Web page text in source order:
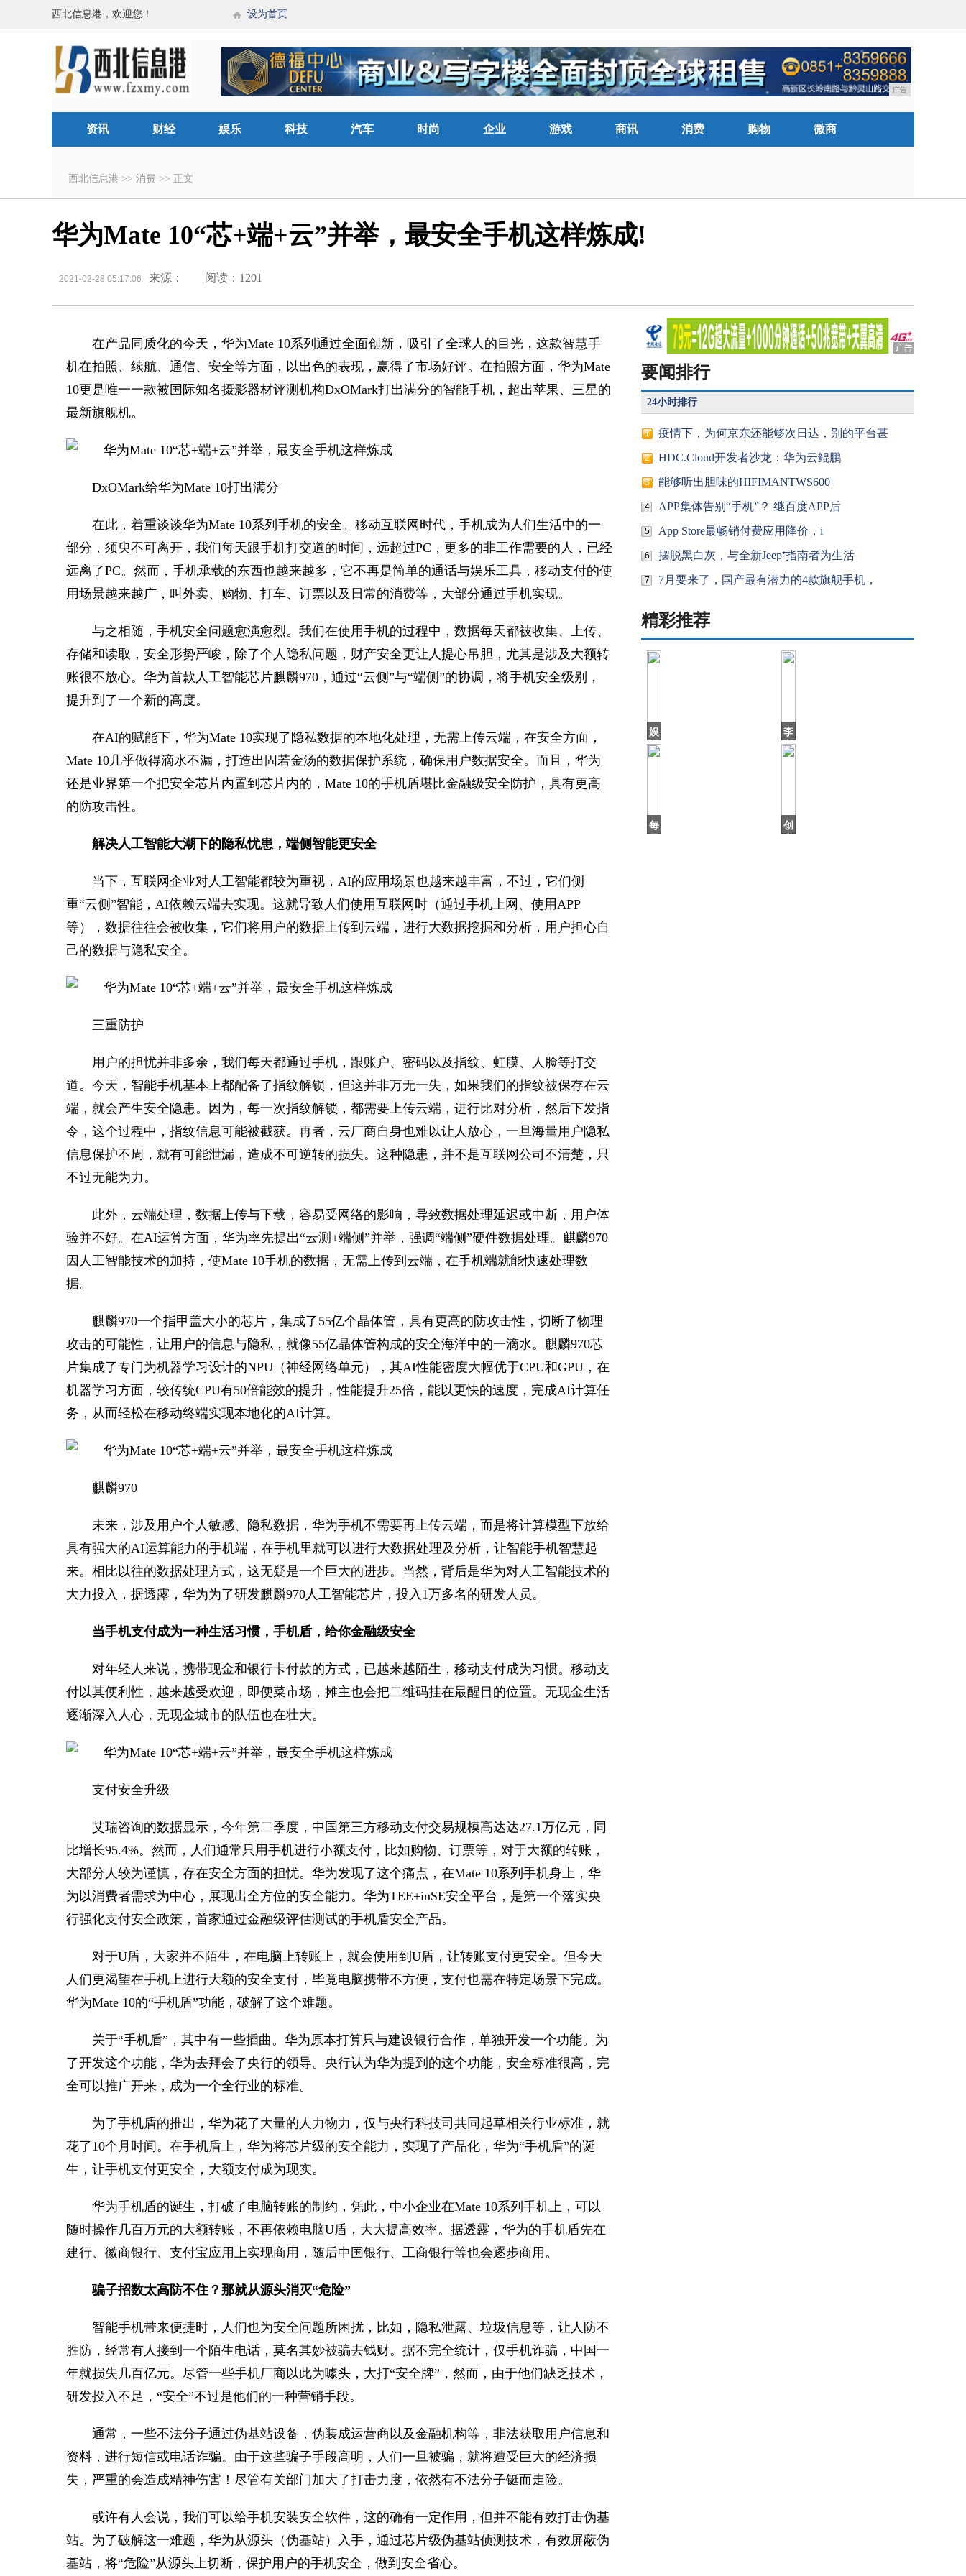
西北信息港，欢迎您！ 设为首页
广告
资讯 财经 娱乐 科技 汽车 时尚 企业 游戏 商讯 消费 购物 微商
西北信息港 >> 消费 >> 正文
华为Mate 10“芯+端+云”并举，最安全手机这样炼成!
2021-02-28 05:17:06 来源： 阅读：1201
在产品同质化的今天，华为Mate 10系列通过全面创新，吸引了全球人的目光，这款智慧手
机在拍照、续航、通信、安全等方面，以出色的表现，赢得了市场好评。在拍照方面，华为Mate
10更是唯一一款被国际知名摄影器材评测机构DxOMark打出满分的智能手机，超出苹果、三星的
最新旗舰机。
DxOMark给华为Mate 10打出满分
在此，着重谈谈华为Mate 10系列手机的安全。移动互联网时代，手机成为人们生活中的一
部分，须臾不可离开，我们每天跟手机打交道的时间，远超过PC，更多的非工作需要的人，已经
远离了PC。然而，手机承载的东西也越来越多，它不再是简单的通话与娱乐工具，移动支付的使
用场景越来越广，叫外卖、购物、打车、订票以及日常的消费等，大部分通过手机实现。
与之相随，手机安全问题愈演愈烈。我们在使用手机的过程中，数据每天都被收集、上传、
存储和读取，安全形势严峻，除了个人隐私问题，财产安全更让人提心吊胆，尤其是涉及大额转
账很不放心。华为首款人工智能芯片麒麟970，通过“云侧”与“端侧”的协调，将手机安全级别，
提升到了一个新的高度。
在AI的赋能下，华为Mate 10实现了隐私数据的本地化处理，无需上传云端，在安全方面，
Mate 10几乎做得滴水不漏，打造出固若金汤的数据保护系统，确保用户数据安全。而且，华为
还是业界第一个把安全芯片内置到芯片内的，Mate 10的手机盾堪比金融级安全防护，具有更高
的防攻击性。
解决人工智能大潮下的隐私忧患，端侧智能更安全
当下，互联网企业对人工智能都较为重视，AI的应用场景也越来越丰富，不过，它们侧
重“云侧”智能，AI依赖云端去实现。这就导致人们使用互联网时（通过手机上网、使用APP
等），数据往往会被收集，它们将用户的数据上传到云端，进行大数据挖掘和分析，用户担心自
己的数据与隐私安全。
三重防护
用户的担忧并非多余，我们每天都通过手机，跟账户、密码以及指纹、虹膜、人脸等打交
道。今天，智能手机基本上都配备了指纹解锁，但这并非万无一失，如果我们的指纹被保存在云
端，就会产生安全隐患。因为，每一次指纹解锁，都需要上传云端，进行比对分析，然后下发指
令，这个过程中，指纹信息可能被截获。再者，云厂商自身也难以让人放心，一旦海量用户隐私
信息保护不周，就有可能泄漏，造成不可逆转的损失。这种隐患，并不是互联网公司不清楚，只
不过无能为力。
此外，云端处理，数据上传与下载，容易受网络的影响，导致数据处理延迟或中断，用户体
验并不好。在AI运算方面，华为率先提出“云测+端侧”并举，强调“端侧”硬件数据处理。麒麟970
因人工智能技术的加持，使Mate 10手机的数据，无需上传到云端，在手机端就能快速处理数
据。
麒麟970一个指甲盖大小的芯片，集成了55亿个晶体管，具有更高的防攻击性，切断了物理
攻击的可能性，让用户的信息与隐私，就像55亿晶体管构成的安全海洋中的一滴水。麒麟970芯
片集成了专门为机器学习设计的NPU（神经网络单元），其AI性能密度大幅优于CPU和GPU，在
机器学习方面，较传统CPU有50倍能效的提升，性能提升25倍，能以更快的速度，完成AI计算任
务，从而轻松在移动终端实现本地化的AI计算。
麒麟970
未来，涉及用户个人敏感、隐私数据，华为手机不需要再上传云端，而是将计算模型下放给
具有强大的AI运算能力的手机端，在手机里就可以进行大数据处理及分析，让智能手机智慧起
来。相比以往的数据处理方式，这无疑是一个巨大的进步。当然，背后是华为对人工智能技术的
大力投入，据透露，华为为了研发麒麟970人工智能芯片，投入1万多名的研发人员。
当手机支付成为一种生活习惯，手机盾，给你金融级安全
对年轻人来说，携带现金和银行卡付款的方式，已越来越陌生，移动支付成为习惯。移动支
付以其便利性，越来越受欢迎，即便菜市场，摊主也会把二维码挂在最醒目的位置。无现金生活
逐渐深入人心，无现金城市的队伍也在壮大。
支付安全升级
艾瑞咨询的数据显示，今年第二季度，中国第三方移动支付交易规模高达达27.1万亿元，同
比增长95.4%。然而，人们通常只用手机进行小额支付，比如购物、订票等，对于大额的转账，
大部分人较为谨慎，存在安全方面的担忧。华为发现了这个痛点，在Mate 10系列手机身上，华
为以消费者需求为中心，展现出全方位的安全能力。华为TEE+inSE安全平台，是第一个落实央
行强化支付安全政策，首家通过金融级评估测试的手机盾安全产品。
对于U盾，大家并不陌生，在电脑上转账上，就会使用到U盾，让转账支付更安全。但今天
人们更渴望在手机上进行大额的安全支付，毕竟电脑携带不方便，支付也需在特定场景下完成。
华为Mate 10的“手机盾”功能，破解了这个难题。
关于“手机盾”，其中有一些插曲。华为原本打算只与建设银行合作，单独开发一个功能。为
了开发这个功能，华为去拜会了央行的领导。央行认为华为提到的这个功能，安全标准很高，完
全可以推广开来，成为一个全行业的标准。
为了手机盾的推出，华为花了大量的人力物力，仅与央行科技司共同起草相关行业标准，就
花了10个月时间。在手机盾上，华为将芯片级的安全能力，实现了产品化，华为“手机盾”的诞
生，让手机支付更安全，大额支付成为现实。
华为手机盾的诞生，打破了电脑转账的制约，凭此，中小企业在Mate 10系列手机上，可以
随时操作几百万元的大额转账，不再依赖电脑U盾，大大提高效率。据透露，华为的手机盾先在
建行、徽商银行、支付宝应用上实现商用，随后中国银行、工商银行等也会逐步商用。
骗子招数太高防不住？那就从源头消灭“危险”
智能手机带来便捷时，人们也为安全问题所困扰，比如，隐私泄露、垃圾信息等，让人防不
胜防，经常有人接到一个陌生电话，莫名其妙被骗去钱财。据不完全统计，仅手机诈骗，中国一
年就损失几百亿元。尽管一些手机厂商以此为噱头，大打“安全牌”，然而，由于他们缺乏技术，
研发投入不足，“安全”不过是他们的一种营销手段。
通常，一些不法分子通过伪基站设备，伪装成运营商以及金融机构等，非法获取用户信息和
资料，进行短信或电话诈骗。由于这些骗子手段高明，人们一旦被骗，就将遭受巨大的经济损
失，严重的会造成精神伤害！尽管有关部门加大了打击力度，依然有不法分子铤而走险。
或许有人会说，我们可以给手机安装安全软件，这的确有一定作用，但并不能有效打击伪基
站。为了破解这一难题，华为从源头（伪基站）入手，通过芯片级伪基站侦测技术，有效屏蔽伪
基站，将“危险”从源头上切断，保护用户的手机安全，做到安全省心。
要闻排行
24小时排行
1 疫情下，为何京东还能够次日达，别的平台甚
2 HDC.Cloud开发者沙龙：华为云鲲鹏
3 能够听出胆味的HIFIMANTWS600
4 APP集体告别“手机”？ 继百度APP后
5 App Store最畅销付费应用降价，i
6 摆脱黑白灰，与全新Jeep⁺指南者为生活
7 7月要来了，国产最有潜力的4款旗舰手机，
精彩推荐
娱
记
说：
时
尚
李
宁
变
买
买
每
创